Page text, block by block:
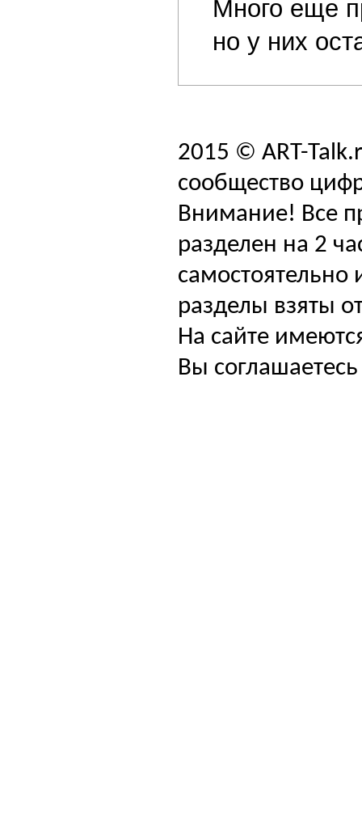
Много еще
но у них
2015 © ART-
сообщество
Внимание! Все
разделен на 2
самостоятельно
разделы взяты
На сайте
Вы